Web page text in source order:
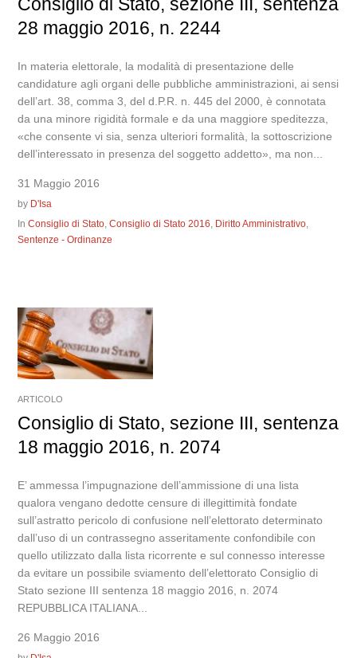
28 maggio 2016, n. 2244
In materia elettorale, la modalità di presentazione delle
candidature agli organi delle pubbliche amministrazioni, ai sensi
dell’art. 38, comma 3, del d.P.R. n. 445 del 2000, è connotata
da una minore rigidità formale e da una maggiore speditezza,
«che consente vi sia, senza ulteriori formalità, la sottoscrizione
dell’interessato in presenza del soggetto addetto», ma non...
31 Maggio 2016
by D'Isa
InConsiglio di Stato ,Consiglio di Stato 2016 Diritto Amministrativo
Sentenze - Ordinanze
ARTICOLO
Consiglio di Stato, sezione III, sentenza
18 maggio 2016, n. 2074
E’ ammessa l’impugnazione dell’ammissione di una lista
qualora vengano dedotte censure di illegittimità fondate
sull’astratto pericolo di confusione nell’elettorato determinato
dall’uso di un contrassegno asseritamente confondibile con
quello utilizzato dalla lista ricorrente e sul connesso interesse
da evitare un possibile sviamento dell’elettorato Consiglio di
Stato sezione III sentenza 18 maggio 2016, n. 2074
REPUBBLICA ITALIANA...
26 Maggio 2016